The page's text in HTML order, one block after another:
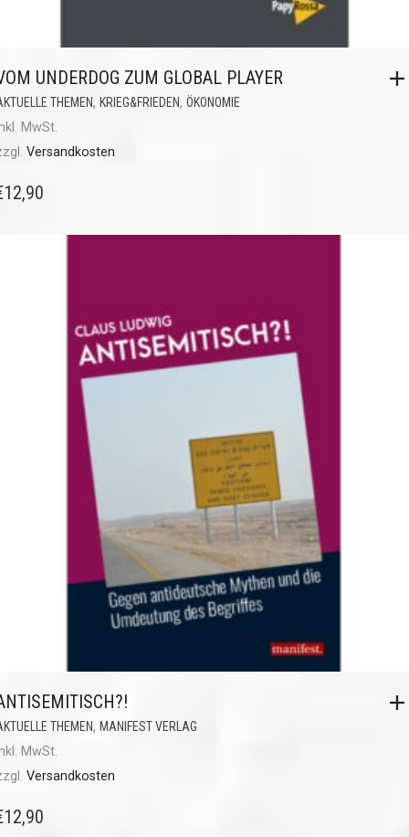
UNDERDOG ZUM GLOBAL PLAYER
THEMEN, KRIEG&FRIEDEN, ÖKONOMIE
MwSt.
Versandkosten
12,90
THEMEN, MANIFEST VERLAG
MwSt.
Versandkosten
12,90